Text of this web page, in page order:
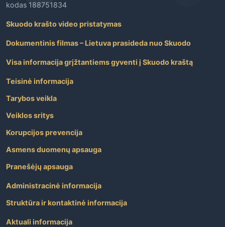
kodas 188751834
Skuodo krašto video pristatymas
Dokumentinis filmas – Lietuva prasideda nuo Skuodo
Visa informacija grįžtantiems gyventi į Skuodo kraštą
Teisinė informacija
Tarybos veikla
Veiklos sritys
Korupcijos prevencija
Asmens duomenų apsauga
Pranešėjų apsauga
Administracinė informacija
Struktūra ir kontaktinė informacija
Aktuali informacija